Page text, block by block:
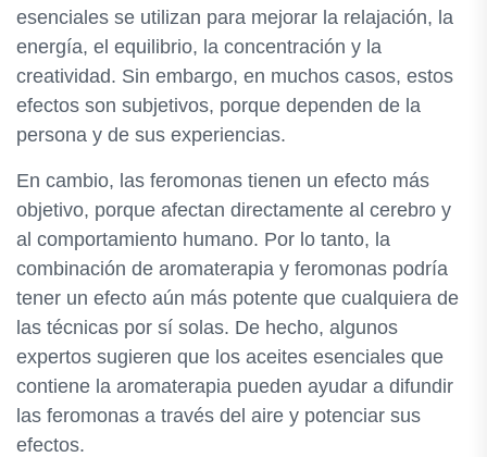
esenciales se utilizan para mejorar la relajación, la
energía, el equilibrio, la concentración y la
creatividad. Sin embargo, en muchos casos, estos
efectos son subjetivos, porque dependen de la
persona y de sus experiencias.
En cambio, las feromonas tienen un efecto más
objetivo, porque afectan directamente al cerebro y
al comportamiento humano. Por lo tanto, la
combinación de aromaterapia y feromonas podría
tener un efecto aún más potente que cualquiera de
las técnicas por sí solas. De hecho, algunos
expertos sugieren que los aceites esenciales que
contiene la aromaterapia pueden ayudar a difundir
las feromonas a través del aire y potenciar sus
efectos.